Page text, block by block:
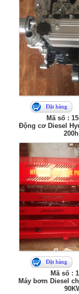
Đặt hàng
Mã số :
Động cơ Diesel
Đặt hàng
Mã số :
Máy bơm Diesel